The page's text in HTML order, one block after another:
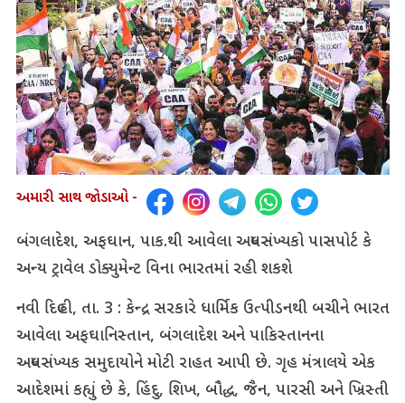
અમારી સાથ જોડાઓ -
બંગલાદેશ, અફઘાન, પાક.થી આવેલા અલ્પસંખ્યકો પાસપોર્ટ કે
અન્ય ટ્રાવેલ ડોક્યુમેન્ટ વિના ભારતમાં રહી શકશે
નવી દિલ્હી, તા. 3 : કેન્દ્ર સરકારે ધાર્મિક ઉત્પીડનથી બચીને ભારત
આવેલા અફઘાનિસ્તાન, બંગલાદેશ અને પાકિસ્તાનના
અલ્પસંખ્યક સમુદાયોને મોટી રાહત આપી છે. ગૃહ મંત્રાલયે એક
આદેશમાં કહ્યું છે કે, હિંદુ, શિખ, બૌદ્ધ, જૈન, પારસી અને ખ્રિસ્તી